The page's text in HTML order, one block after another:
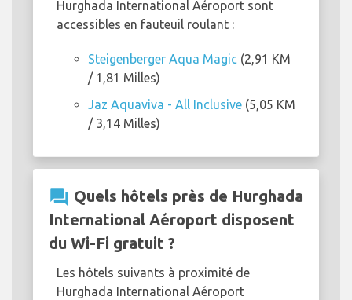
Hurghada International Aéroport sont
accessibles en fauteuil roulant :
Steigenberger Aqua Magic (2,91 KM
/ 1,81 Milles)
Jaz Aquaviva - All Inclusive (5,05 KM
/ 3,14 Milles)
question_answer Quels hôtels près de Hurghada
International Aéroport disposent
du Wi-Fi gratuit ?
Les hôtels suivants à proximité de
Hurghada International Aéroport